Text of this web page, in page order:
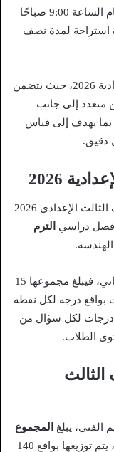
الإعدادي 2026 لمدة ساعتين حيث بدأ في تمام الساعة 9:00 صباحًا
يعقبه فترة استراحة لمدة نصف
ويأتي امتحان الجبر ضمن مواد الشهادة الإعدادية 2026، حيث يتضمن
متعدد إلى جانب
بما يهدف إلى قياس
دقيق.
2026
يأتي توزيع درجات مادة الجبر والإحصاء للصف الثالث الإعدادي 2026
الترم
أما عن توزيع درجات الجبر والإحصاء للترم الثاني، فيبلغ مجموعها 15
السؤال الأول على 9 درجات بواقع درجة لكل نقطة
في سؤال الاختيار من متعدد، بينما تُخصص 3 درجات لكل سؤال من
الطلاب.
الفني، يبلغ
المجموع
، يتم توزيعها بواقع 140